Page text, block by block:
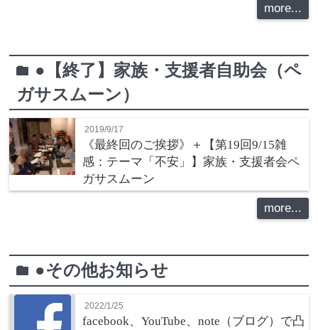
more...
folder ●【終了】家族・支援者自助会（ペ
ガサスムーン）
2019/9/17
《最終回のご挨拶》＋【第19回9/15雑
感：テーマ「不安」】家族・支援者会ペ
ガサスムーン
more...
folder ●その他お知らせ
2022/1/25
facebook、YouTube、note（ブログ）で凸